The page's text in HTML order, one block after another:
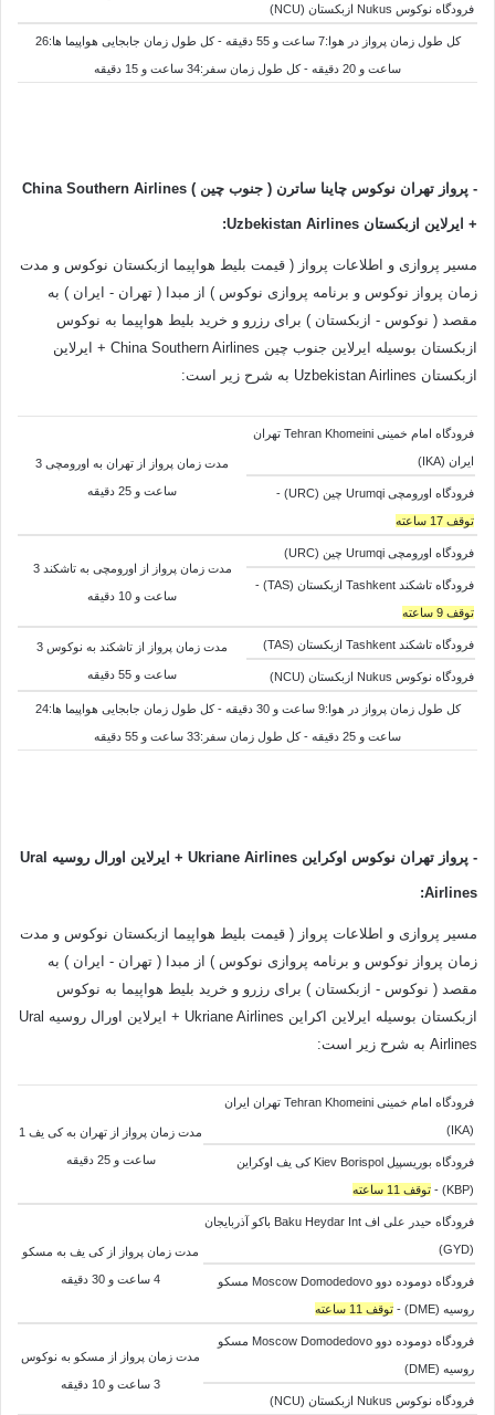
فرودگاه نوکوس Nukus ازبکستان (NCU)
کل طول زمان پرواز در هوا:7 ساعت و 55 دقیقه - کل طول زمان جابجایی هواپیما ها:26
ساعت و 20 دقیقه - کل طول زمان سفر:34 ساعت و 15 دقیقه
- پرواز تهران نوکوس چاینا ساترن ( جنوب چین ) China Southern Airlines
+ ایرلاین ازبکستان Uzbekistan Airlines
:
مسیر پروازی و اطلاعات پرواز ( قیمت بلیط هواپیما ازبکستان نوکوس و مدت
زمان پرواز نوکوس و برنامه پروازی نوکوس ) از مبدا ( تهران - ایران ) به
مقصد ( نوکوس - ازبکستان ) برای رزرو و خرید بلیط هواپیما به نوکوس
ازبکستان بوسیله ایرلاین جنوب چین China Southern Airlines + ایرلاین
ازبکستان Uzbekistan Airlines به شرح زیر است:
فرودگاه امام خمینی Tehran Khomeini تهران
ایران (IKA) مدت زمان پرواز از تهران به اورومچی 3
ساعت و 25 دقیقه فرودگاه اورومچی Urumqi چین (URC) -
توقف 17 ساعته
فرودگاه اورومچی Urumqi چین (URC)
مدت زمان پرواز از اورومچی به تاشکند 3
ساعت و 10 دقیقه
فرودگاه تاشکند Tashkent ازبکستان (TAS) -
توقف 9 ساعته
فرودگاه تاشکند Tashkent ازبکستان (TAS) مدت زمان پرواز از تاشکند به نوکوس 3
ساعت و 55 دقیقه فرودگاه نوکوس Nukus ازبکستان (NCU)
کل طول زمان پرواز در هوا:9 ساعت و 30 دقیقه - کل طول زمان جابجایی هواپیما ها:24
ساعت و 25 دقیقه - کل طول زمان سفر:33 ساعت و 55 دقیقه
- پرواز تهران نوکوس اوکراین Ukriane Airlines + ایرلاین اورال روسیه Ural
Airlines
:
مسیر پروازی و اطلاعات پرواز ( قیمت بلیط هواپیما ازبکستان نوکوس و مدت
زمان پرواز نوکوس و برنامه پروازی نوکوس ) از مبدا ( تهران - ایران ) به
مقصد ( نوکوس - ازبکستان ) برای رزرو و خرید بلیط هواپیما به نوکوس
ازبکستان بوسیله ایرلاین اکراین Ukriane Airlines + ایرلاین اورال روسیه Ural
Airlines به شرح زیر است:
فرودگاه امام خمینی Tehran Khomeini تهران ایران
(IKA) مدت زمان پرواز از تهران به کی یف 1
ساعت و 25 دقیقه فرودگاه بوریسپیل Kiev Borispol کی یف اوکراین
(KBP) - توقف 11 ساعته
فرودگاه حیدر علی اف Baku Heydar Int باکو آذربایجان
(GYD) مدت زمان پرواز از کی یف به مسکو
4 ساعت و 30 دقیقه فرودگاه دوموده دوو Moscow Domodedovo مسکو
روسیه (DME) - توقف 11 ساعته
فرودگاه دوموده دوو Moscow Domodedovo مسکو
روسیه (DME)
مدت زمان پرواز از مسکو به نوکوس
3 ساعت و 10 دقیقه
فرودگاه نوکوس Nukus ازبکستان (NCU)